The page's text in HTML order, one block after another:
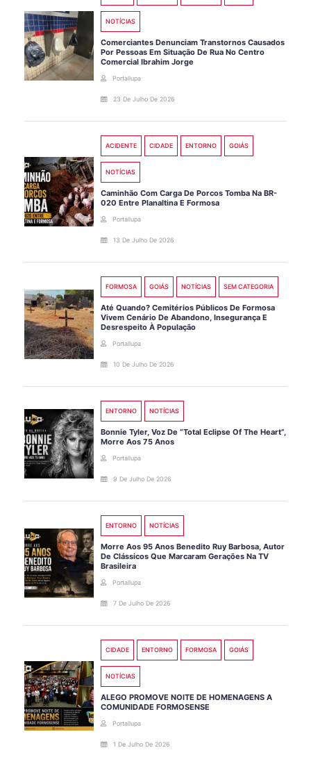
NOTÍCIAS
Comerciantes Denunciam Transtornos Causados
Por Pessoas Em Situação De Rua No Centro
Comercial Ibrahim Jorge
Portallupa
23 De Julho De 2026
ACIDENTE CIDADE ENTORNO GOIÁS
NOTÍCIAS
Caminhão Com Carga De Porcos Tomba Na BR-
020 Entre Planaltina E Formosa
Portallupa
13 De Julho De 2026
FORMOSA GOIÁS NOTÍCIAS SEM CATEGORIA
Até Quando? Cemitérios Públicos De Formosa
Vivem Cenário De Abandono, Insegurança E
Desrespeito À População
Portallupa
10 De Julho De 2026
ENTORNO NOTÍCIAS
Bonnie Tyler, Voz De “Total Eclipse Of The Heart”,
Morre Aos 75 Anos
Portallupa
9 De Julho De 2026
ENTORNO NOTÍCIAS
Morre Aos 95 Anos Benedito Ruy Barbosa, Autor
De Clássicos Que Marcaram Gerações Na TV
Brasileira
Portallupa
7 De Julho De 2026
CIDADE ENTORNO FORMOSA GOIÁS
NOTÍCIAS
ALEGO PROMOVE NOITE DE HOMENAGENS A
COMUNIDADE FORMOSENSE
Portallupa
1 De Julho De 2026